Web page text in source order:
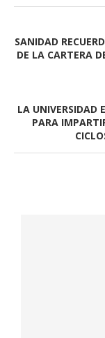
SANIDAD
DE LA CARTERA
LA UNIVERSIDAD
PARA